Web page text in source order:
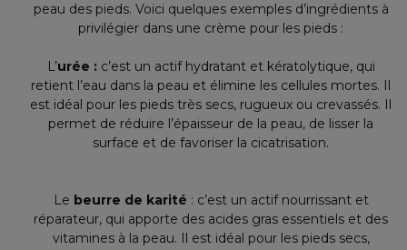
peau des pieds. Voici quelques exemples d’ingrédients à
privilégier dans une crème pour les pieds :
L’urée : c’est un actif hydratant et kératolytique, qui
retient l’eau dans la peau et élimine les cellules mortes. Il
est idéal pour les pieds très secs, rugueux ou crevassés. Il
permet de réduire l’épaisseur de la peau, de lisser la
surface et de favoriser la cicatrisation.
Le beurre de karité : c’est un actif nourrissant et
réparateur, qui apporte des acides gras essentiels et des
vitamines à la peau. Il est idéal pour les pieds secs,